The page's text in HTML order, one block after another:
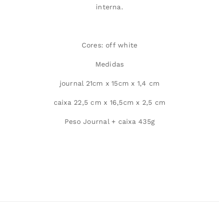
interna.
Cores: off white
Medidas
journal 21cm x 15cm x 1,4 cm
caixa 22,5 cm x 16,5cm x 2,5 cm
Peso Journal + caixa 435g